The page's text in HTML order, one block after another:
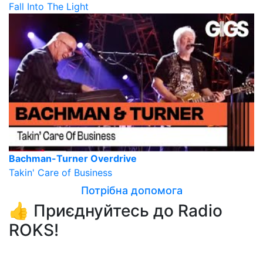
Fall Into The Light
Bachman-Turner Overdrive
Takin' Care of Business
Потрібна допомога
👍 Приєднуйтесь до Radio
ROKS!